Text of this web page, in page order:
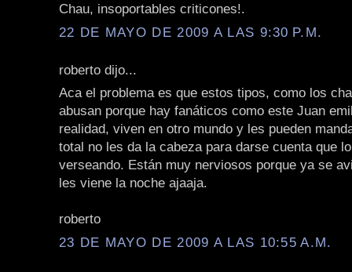
Chau, insoportables criticones!.
22 DE MAYO DE 2009 A LAS 9:30 P.M.
roberto dijo...
Aca el problema es que estos tipos, como los
abusan porque hay fanáticos como este Juan
realidad, viven en otro mundo y les pueden
total no les da la cabeza para darse cuenta que
verseando. Están muy nerviosos porque ya se
les viene la noche ajaaja.
roberto
23 DE MAYO DE 2009 A LAS 10:55 A.M.